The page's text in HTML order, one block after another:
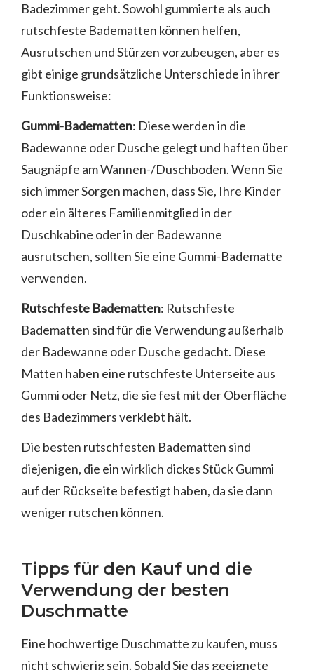
Badezimmer geht. Sowohl gummierte als auch
rutschfeste Badematten können helfen,
Ausrutschen und Stürzen vorzubeugen, aber es
gibt einige grundsätzliche Unterschiede in ihrer
Funktionsweise:
Gummi-Badematten: Diese werden in die
Badewanne oder Dusche gelegt und haften über
Saugnäpfe am Wannen-/Duschboden. Wenn Sie
sich immer Sorgen machen, dass Sie, Ihre Kinder
oder ein älteres Familienmitglied in der
Duschkabine oder in der Badewanne
ausrutschen, sollten Sie eine Gummi-Badematte
verwenden.
Rutschfeste Badematten: Rutschfeste
Badematten sind für die Verwendung außerhalb
der Badewanne oder Dusche gedacht. Diese
Matten haben eine rutschfeste Unterseite aus
Gummi oder Netz, die sie fest mit der Oberfläche
des Badezimmers verklebt hält.
Die besten rutschfesten Badematten sind
diejenigen, die ein wirklich dickes Stück Gummi
auf der Rückseite befestigt haben, da sie dann
weniger rutschen können.
Tipps für den Kauf und die
Verwendung der besten
Duschmatte
Eine hochwertige Duschmatte zu kaufen, muss
nicht schwierig sein. Sobald Sie das geeignete